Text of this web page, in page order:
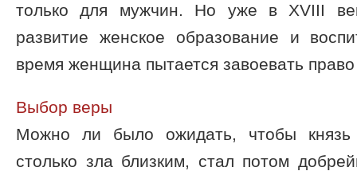
только для мужчин. Но уже в XVIII
развитие женское образование и
время женщина пытается завоевать
Выбор веры
Можно ли было ожидать, чтобы князь
столько зла близким, стал потом